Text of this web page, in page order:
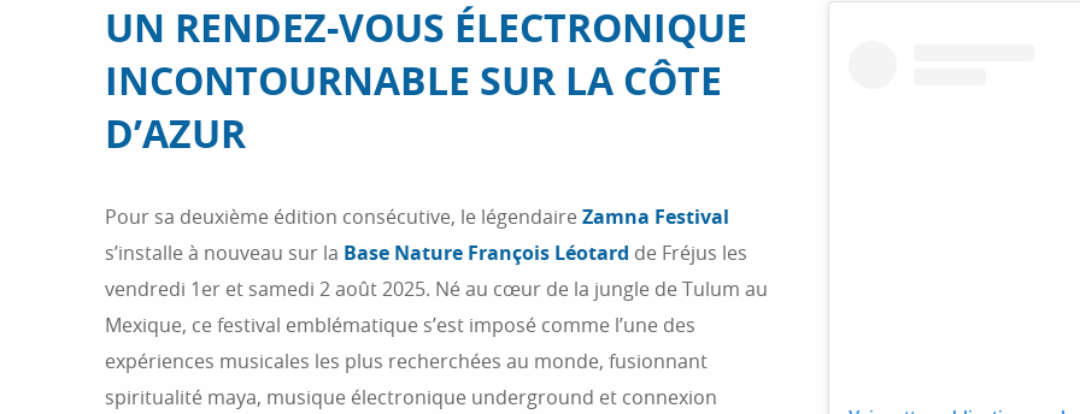
UN RENDEZ-VOUS ÉLECTRONIQUE
INCONTOURNABLE SUR LA CÔTE
D’AZUR
Pour sa deuxième édition consécutive, le légendaire Zamna Festival
s’installe à nouveau sur la Base Nature François Léotard de Fréjus les
vendredi 1er et samedi 2 août 2025. Né au cœur de la jungle de Tulum au
Mexique, ce festival emblématique s’est imposé comme l’une des
expériences musicales les plus recherchées au monde, fusionnant
spiritualité maya, musique électronique underground et connexion